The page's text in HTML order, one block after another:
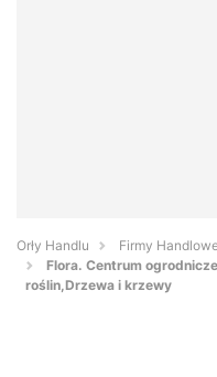
Orły Handlu
Firmy
Flora. Centrum
roślin,Drzewa i krzewy